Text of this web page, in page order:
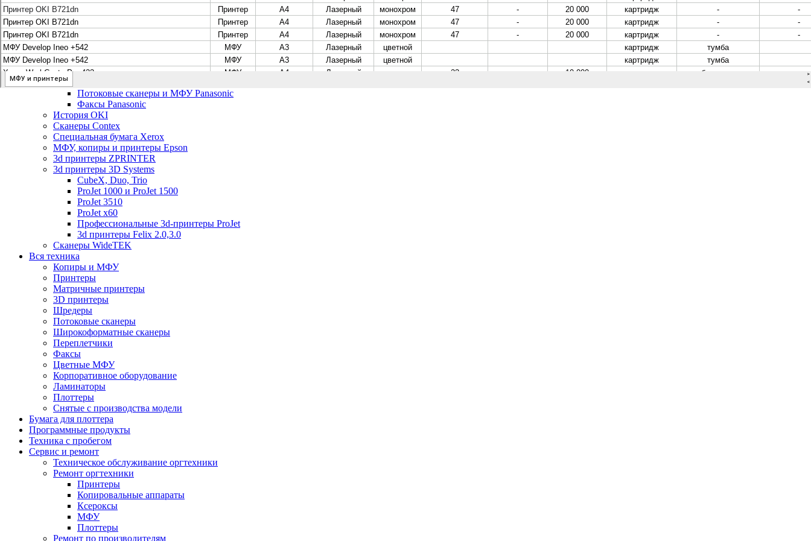
Распродажа картриджей Canon
МФУ, сканеры, плоттеры и принтеры HP
Принтеры и МФУ HP
Плоттеры hp
МФУ, копиры и принтеры OKI
МФУ, копиры и принтеры RICOH
Ремонт и продажа копировальных аппаратов Infotec
Потоковые сканеры, МФУ и факсы Panasonic
Потоковые сканеры и МФУ Panasonic
Факсы Panasonic
История OKI
Сканеры Contex
Специальная бумага Xerox
МФУ, копиры и принтеры Epson
3d принтеры ZPRINTER
3d принтеры 3D Systems
CubeX, Duo, Trio
ProJet 1000 и ProJet 1500
ProJet 3510
ProJet x60
Профессиональные 3d-принтеры ProJet
3d принтеры Felix 2.0,3.0
Сканеры WideTEK
Вся техника
Копиры и МФУ
Принтеры
Матричные принтеры
3D принтеры
Шредеры
Потоковые сканеры
Широкоформатные сканеры
Переплетчики
Факсы
Цветные МФУ
Корпоративное оборудование
Ламинаторы
Плоттеры
Снятые с производства модели
Бумага для плоттера
Программные продукты
Техника с пробегом
Сервис и ремонт
Техническое обслуживание оргтехники
Ремонт оргтехники
Принтеры
Копировальные аппараты
Ксероксы
МФУ
Плоттеры
Ремонт по производителям